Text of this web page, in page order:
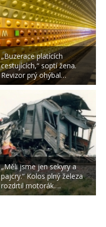
„Buzerace platících
cestujících,“ soptí žena.
Revizor prý ohýbal…
„Měli jsme jen sekyry a
pajcry.“ Kolos plný železa
rozdrtil motorák.…